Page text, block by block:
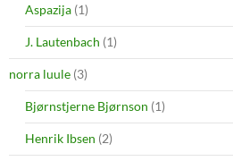
Aspazija (1)
J. Lautenbach (1)
norra luule (3)
Bjørnstjerne Bjørnson (1)
Henrik Ibsen (2)